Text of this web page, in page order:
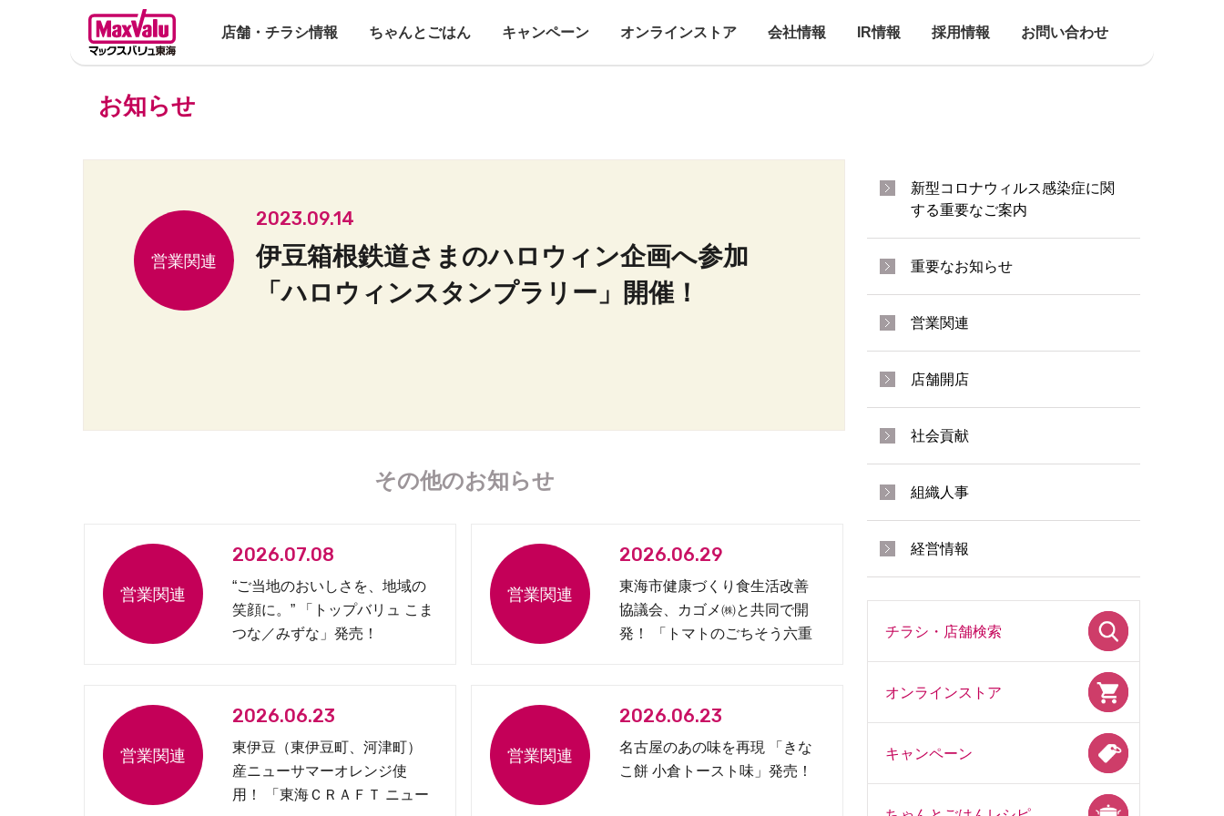
店舗・チラシ情報 ちゃんとごはん キャンペーン オンラインストア 会社情報 IR情報 採用情報 お問い合わせ
お知らせ
2023.09.14
伊豆箱根鉄道さまのハロウィン企画へ参加
「ハロウィンスタンプラリー」開催！
その他のお知らせ
2026.07.08
“ご当地のおいしさを、地域の
笑顔に。” 「トップバリュ こま
つな／みずな」発売！
2026.06.29
東海市健康づくり食生活改善
協議会、カゴメ㈱と共同で開
発！ 「トマトのごちそう六重
2026.06.23
東伊豆（東伊豆町、河津町）
産ニューサマーオレンジ使
用！ 「東海ＣＲＡＦＴ ニュー
2026.06.23
名古屋のあの味を再現 「きな
こ餅 小倉トースト味」発売！
新型コロナウィルス感染症に関
する重要なご案内
重要なお知らせ
営業関連
店舗開店
社会貢献
組織人事
経営情報
チラシ・店舗検索
オンラインストア
キャンペーン